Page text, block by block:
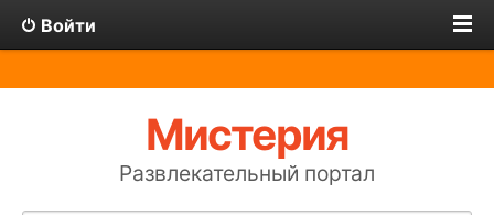
Войти
Мистерия
Развлекательный портал